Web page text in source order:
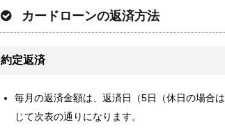
カードローンの返済方法
約定返済
毎月の返済金額は、返済日（5日（休日の場合
じて次表の通りになります。